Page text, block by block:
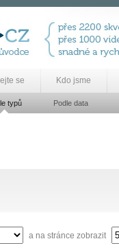
se Kdo jsme
typů Podle data
a na stránce zobrazit